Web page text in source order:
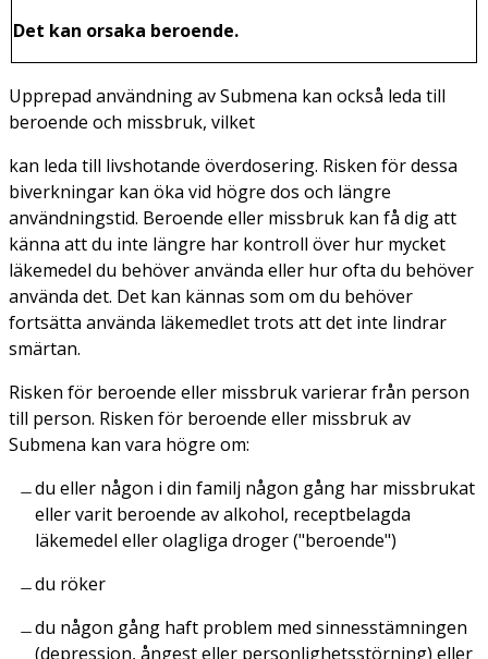
Det kan orsaka beroende.
Upprepad användning av Submena kan också leda till
beroende och missbruk, vilket
kan leda till livshotande överdosering. Risken för dessa
biverkningar kan öka vid högre dos och längre
användningstid. Beroende eller missbruk kan få dig att
känna att du inte längre har kontroll över hur mycket
läkemedel du behöver använda eller hur ofta du behöver
använda det. Det kan kännas som om du behöver
fortsätta använda läkemedlet trots att det inte lindrar
smärtan.
Risken för beroende eller missbruk varierar från person
till person. Risken för beroende eller missbruk av
Submena kan vara högre om:
du eller någon i din familj någon gång har missbrukat
eller varit beroende av alkohol, receptbelagda
läkemedel eller olagliga droger ("beroende")
du röker
du någon gång haft problem med sinnesstämningen
(depression, ångest eller personlighetsstörning) eller